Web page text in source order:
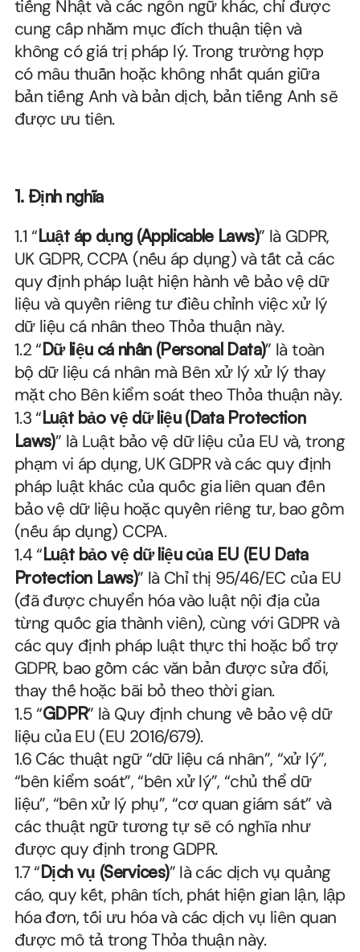
tiếng Nhật và các ngôn ngữ khác, chỉ được
cung cấp nhằm mục đích thuận tiện và
không có giá trị pháp lý. Trong trường hợp
có mâu thuẫn hoặc không nhất quán giữa
bản tiếng Anh và bản dịch, bản tiếng Anh sẽ
được ưu tiên.
1. Định nghĩa
1.1 “Luật áp dụng (Applicable Laws)” là GDPR,
UK GDPR, CCPA (nếu áp dụng) và tất cả các
quy định pháp luật hiện hành về bảo vệ dữ
liệu và quyền riêng tư điều chỉnh việc xử lý
dữ liệu cá nhân theo Thỏa thuận này.
1.2 “Dữ liệu cá nhân (Personal Data)” là toàn
bộ dữ liệu cá nhân mà Bên xử lý xử lý thay
mặt cho Bên kiểm soát theo Thỏa thuận này.
1.3 “Luật bảo vệ dữ liệu (Data Protection
Laws)” là Luật bảo vệ dữ liệu của EU và, trong
phạm vi áp dụng, UK GDPR và các quy định
pháp luật khác của quốc gia liên quan đến
bảo vệ dữ liệu hoặc quyền riêng tư, bao gồm
(nếu áp dụng) CCPA.
1.4 “Luật bảo vệ dữ liệu của EU (EU Data
Protection Laws)” là Chỉ thị 95/46/EC của EU
(đã được chuyển hóa vào luật nội địa của
từng quốc gia thành viên), cùng với GDPR và
các quy định pháp luật thực thi hoặc bổ trợ
GDPR, bao gồm các văn bản được sửa đổi,
thay thế hoặc bãi bỏ theo thời gian.
1.5 “GDPR” là Quy định chung về bảo vệ dữ
liệu của EU (EU 2016/679).
1.6 Các thuật ngữ “dữ liệu cá nhân”, “xử lý”,
“bên kiểm soát”, “bên xử lý”, “chủ thể dữ
liệu”, “bên xử lý phụ”, “cơ quan giám sát” và
các thuật ngữ tương tự sẽ có nghĩa như
được quy định trong GDPR.
1.7 “Dịch vụ (Services)” là các dịch vụ quảng
cáo, quy kết, phân tích, phát hiện gian lận, lập
hóa đơn, tối ưu hóa và các dịch vụ liên quan
được mô tả trong Thỏa thuận này.